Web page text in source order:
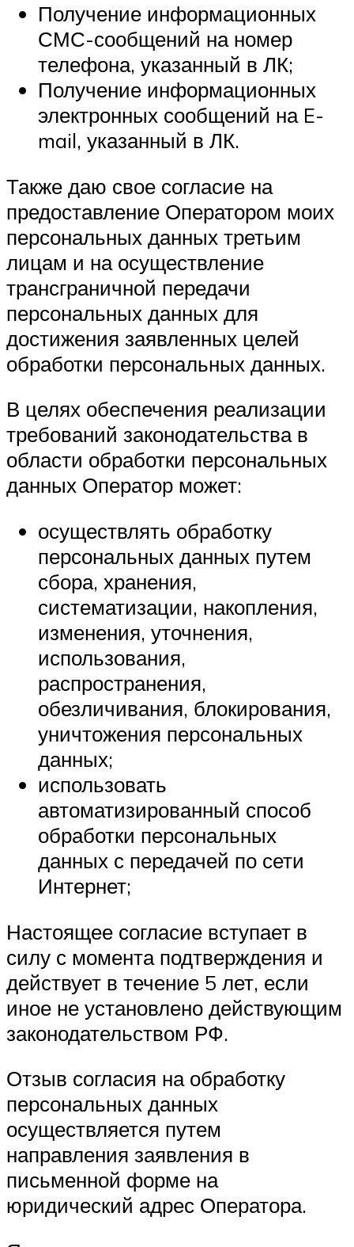
Получение информационных
СМС-сообщений на номер
телефона, указанный в ЛК;
Получение информационных
электронных сообщений на E-
mail, указанный в ЛК.
Также даю свое согласие на
предоставление Оператором моих
персональных данных третьим
лицам и на осуществление
трансграничной передачи
персональных данных для
достижения заявленных целей
обработки персональных данных.
В целях обеспечения реализации
требований законодательства в
области обработки персональных
данных Оператор может:
осуществлять обработку
персональных данных путем
сбора, хранения,
систематизации, накопления,
изменения, уточнения,
использования,
распространения,
обезличивания, блокирования,
уничтожения персональных
данных;
использовать
автоматизированный способ
обработки персональных
данных с передачей по сети
Интернет;
Настоящее согласие вступает в
силу с момента подтверждения и
действует в течение 5 лет, если
иное не установлено действующим
законодательством РФ.
Отзыв согласия на обработку
персональных данных
осуществляется путем
направления заявления в
письменной форме на
юридический адрес Оператора.